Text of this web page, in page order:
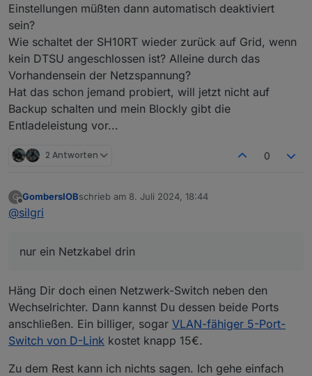
Einstellungen müßten dann automatisch deaktiviert
sein?
Wie schaltet der SH10RT wieder zurück auf Grid, wenn
kein DTSU angeschlossen ist? Alleine durch das
Vorhandensein der Netzspannung?
Hat das schon jemand probiert, will jetzt nicht auf
Backup schalten und mein Blockly gibt die
Entladeleistung vor...
2 Antworten 0
G
Offline
GombersIOBschrieb am 8. Juli 2024, 18:44
zuletzt editiert von
@silgri
nur ein Netzkabel drin
Häng Dir doch einen Netzwerk-Switch neben den
Wechselrichter. Dann kannst Du dessen beide Ports
anschließen. Ein billiger, sogar VLAN-fähiger 5-Port-
Switch von D-Link kostet knapp 15€.
Zu dem Rest kann ich nichts sagen. Ich gehe einfach